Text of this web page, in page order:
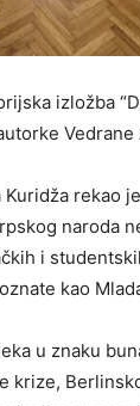
izložba
rekao
naroda
i
kao
u znaku
krize,